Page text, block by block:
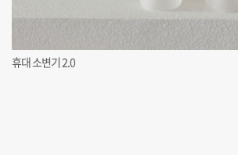
휴대 소변기 2.0